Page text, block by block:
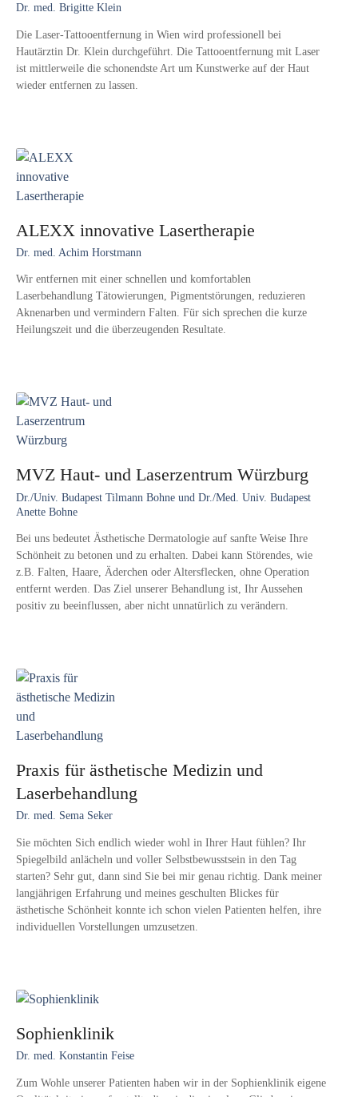
Dr. med. Brigitte Klein
Die Laser-Tattooentfernung in Wien wird professionell bei
Hautärztin Dr. Klein durchgeführt. Die Tattooentfernung mit Laser
ist mittlerweile die schonendste Art um Kunstwerke auf der Haut
wieder entfernen zu lassen.
ALEXX innovative Lasertherapie
Dr. med. Achim Horstmann
Wir entfernen mit einer schnellen und komfortablen
Laserbehandlung Tätowierungen, Pigmentstörungen, reduzieren
Aknenarben und vermindern Falten. Für sich sprechen die kurze
Heilungszeit und die überzeugenden Resultate.
MVZ Haut- und Laserzentrum Würzburg
Dr./Univ. Budapest Tilmann Bohne und Dr./Med. Univ. Budapest
Anette Bohne
Bei uns bedeutet Ästhetische Dermatologie auf sanfte Weise Ihre
Schönheit zu betonen und zu erhalten. Dabei kann Störendes, wie
z.B. Falten, Haare, Äderchen oder Altersflecken, ohne Operation
entfernt werden. Das Ziel unserer Behandlung ist, Ihr Aussehen
positiv zu beeinflussen, aber nicht unnatürlich zu verändern.
Praxis für ästhetische Medizin und
Laserbehandlung
Dr. med. Sema Seker
Sie möchten Sich endlich wieder wohl in Ihrer Haut fühlen? Ihr
Spiegelbild anlächeln und voller Selbstbewusstsein in den Tag
starten? Sehr gut, dann sind Sie bei mir genau richtig. Dank meiner
langjährigen Erfahrung und meines geschulten Blickes für
ästhetische Schönheit konnte ich schon vielen Patienten helfen, ihre
individuellen Vorstellungen umzusetzen.
Sophienklinik
Dr. med. Konstantin Feise
Zum Wohle unserer Patienten haben wir in der Sophienklinik eigene